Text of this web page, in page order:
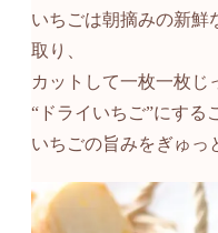
いちごは朝摘みの新鮮
取り、
カットして一枚一枚じ
“ドライいちご”にする
いちごの旨みをぎゅっ